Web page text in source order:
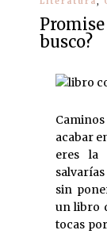
Promise
busco?
acabar
eres la
sin
un libro
tocas